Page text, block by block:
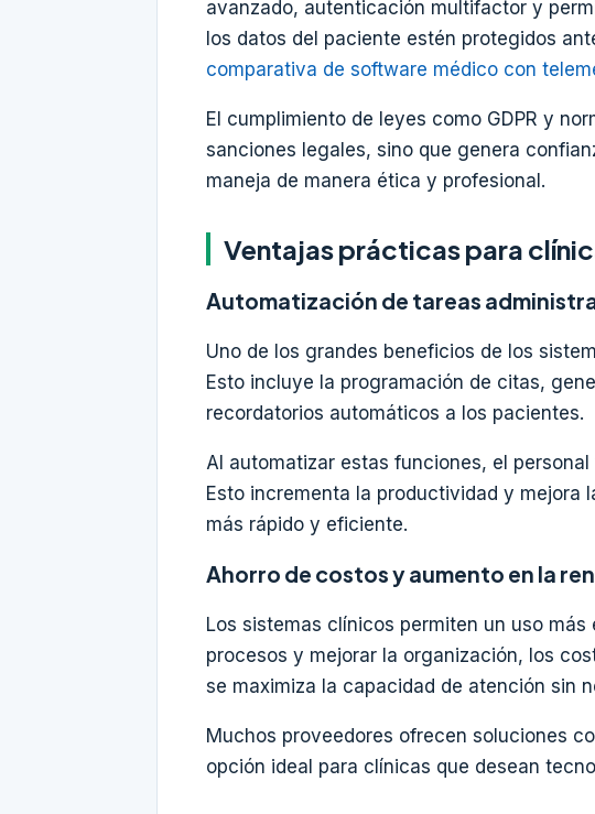
avanzado, autenticación multifactor y
los datos del paciente estén protegidos
comparativa de software médico con
El cumplimiento de leyes como GDPR y
sanciones legales, sino que genera
maneja de manera ética y profesional.
Ventajas prácticas para
Automatización de tareas
Uno de los grandes beneficios de los
Esto incluye la programación de citas,
recordatorios automáticos a los pacientes.
Al automatizar estas funciones, el
Esto incrementa la productividad y mejora
más rápido y eficiente.
Ahorro de costos y aumento en la
Los sistemas clínicos permiten un uso
procesos y mejorar la organización, los
se maximiza la capacidad de atención sin
Muchos proveedores ofrecen soluciones
opción ideal para clínicas que desean